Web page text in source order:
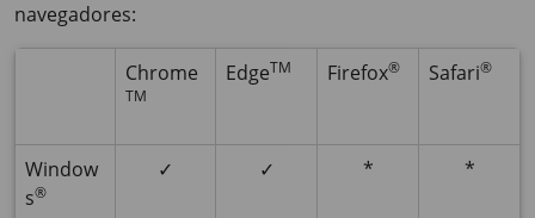
navegadores:
Chrome
TM
EdgeTM Firefox® Safari®
Window
s®
✓ ✓ * *